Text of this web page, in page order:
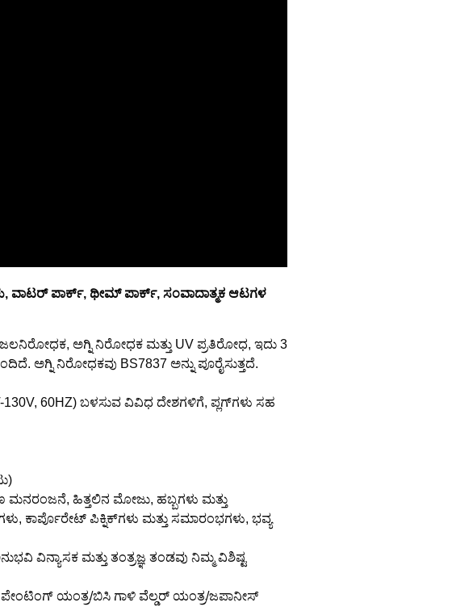
ವಾಟರ್ ಪಾರ್ಕ್, ಥೀಮ್ ಪಾರ್ಕ್, ಸಂವಾದಾತ್ಮಕ ಆಟಗಳ
ಜಲನಿರೋಧಕ, ಅಗ್ನಿ ನಿರೋಧಕ ಮತ್ತು UV ಪ್ರತಿರೋಧ, ಇದು 3
ಅಗ್ನಿ ನಿರೋಧಕವು BS7837 ಅನ್ನು ಪೂರೈಸುತ್ತದೆ.
130V, 60HZ) ಬಳಸುವ ವಿವಿಧ ದೇಶಗಳಿಗೆ, ಪ್ಲಗ್‌ಗಳು ಸಹ
ಮನರಂಜನೆ, ಹಿತ್ತಲಿನ ಮೋಜು, ಹಬ್ಬಗಳು ಮತ್ತು
ಕಾರ್ಪೊರೇಟ್ ಪಿಕ್ನಿಕ್‌ಗಳು ಮತ್ತು ಸಮಾರಂಭಗಳು, ಭವ್ಯ
ವಿನ್ಯಾಸಕ ಮತ್ತು ತಂತ್ರಜ್ಞ ತಂಡವು ನಿಮ್ಮ ವಿಶಿಷ್ಟ
ಯಂತ್ರ/ಬಿಸಿ ಗಾಳಿ ವೆಲ್ಡರ್ ಯಂತ್ರ/ಜಪಾನೀಸ್